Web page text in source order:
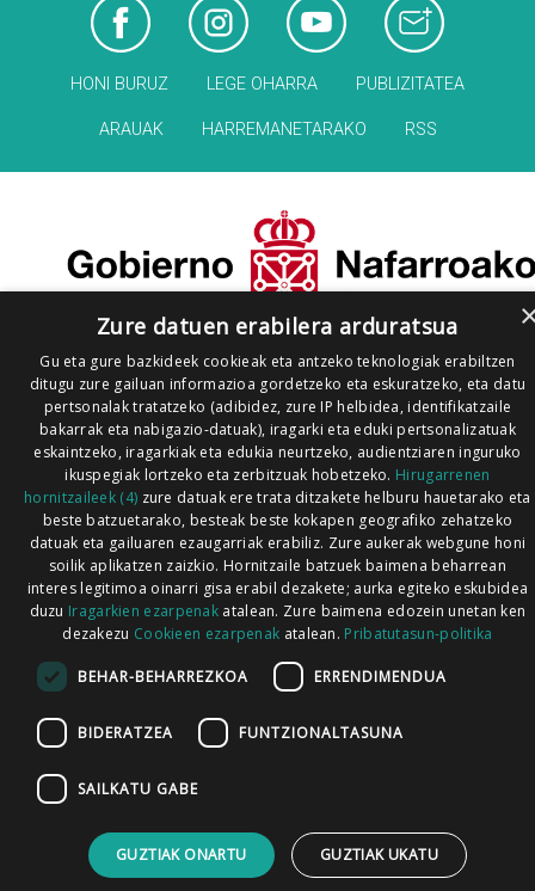
HONI BURUZ LEGE OHARRA PUBLIZITATEA
ARAUAK HARREMANETARAKO RSS
Zure datuen erabilera arduratsua
Gu eta gure bazkideek cookieak eta antzeko teknologiak erabiltzen
ditugu zure gailuan informazioa gordetzeko eta eskuratzeko, eta datu
pertsonalak tratatzeko (adibidez, zure IP helbidea, identifikatzaile
bakarrak eta nabigazio-datuak), iragarki eta eduki pertsonalizatuak
eskaintzeko, iragarkiak eta edukia neurtzeko, audientziaren inguruko
ikuspegiak lortzeko eta zerbitzuak hobetzeko. Hirugarrenen
hornitzaileek (4) zure datuak ere trata ditzakete helburu hauetarako eta
beste batzuetarako, besteak beste kokapen geografiko zehatzeko
datuak eta gailuaren ezaugarriak erabiliz. Zure aukerak webgune honi
soilik aplikatzen zaizkio. Hornitzaile batzuek baimena beharrean
interes legitimoa oinarri gisa erabil dezakete; aurka egiteko eskubidea
duzu Iragarkien ezarpenak atalean. Zure baimena edozein unetan ken
dezakezu Cookieen ezarpenak atalean. Pribatutasun-politika
BEHAR-BEHARREZKOA ERRENDIMENDUA
BIDERATZEA FUNTZIONALTASUNA
SAILKATU GABE
GUZTIAK ONARTU GUZTIAK UKATU